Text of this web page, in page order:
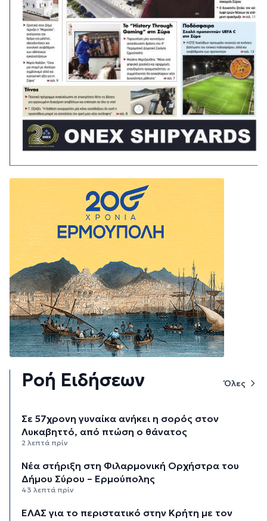
Ροή Ειδήσεων Όλες
Σε 57χρονη γυναίκα ανήκει η σορός στον
Λυκαβηττό, από πτώση ο θάνατος
2 λεπτά πρίν
Νέα στήριξη στη Φιλαρμονική Ορχήστρα του
Δήμου Σύρου – Ερμούπολης
43 λεπτά πρίν
ΕΛΑΣ για το περιστατικό στην Κρήτη με τον